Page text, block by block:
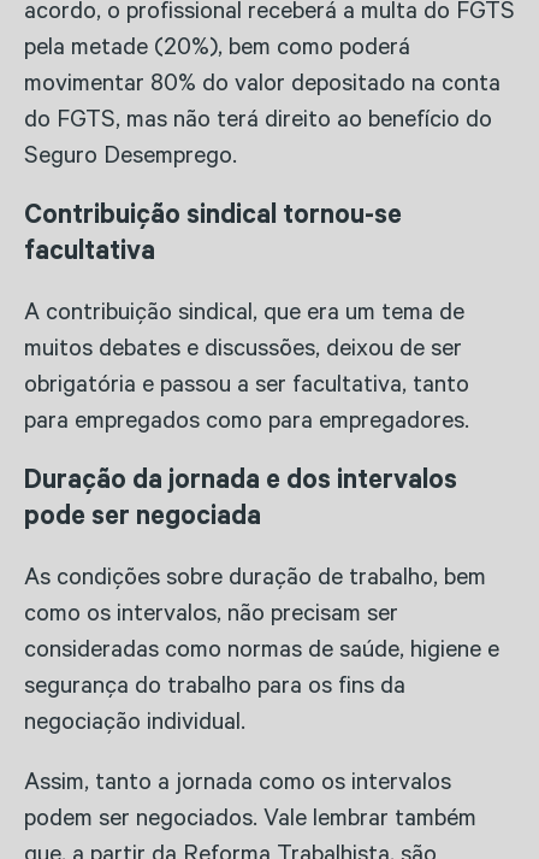
acordo, o profissional receberá a multa do FGTS
pela metade (20%), bem como poderá
movimentar 80% do valor depositado na conta
do FGTS, mas não terá direito ao benefício do
Seguro Desemprego.
Contribuição sindical tornou-se
facultativa
A contribuição sindical, que era um tema de
muitos debates e discussões, deixou de ser
obrigatória e passou a ser facultativa, tanto
para empregados como para empregadores.
Duração da jornada e dos intervalos
pode ser negociada
As condições sobre duração de trabalho, bem
como os intervalos, não precisam ser
consideradas como normas de saúde, higiene e
segurança do trabalho para os fins da
negociação individual.
Assim, tanto a jornada como os intervalos
podem ser negociados. Vale lembrar também